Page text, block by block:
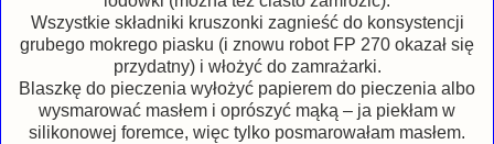
Wszystkie składniki kruszonki zagnieść do konsystencji
grubego mokrego piasku (i znowu robot FP 270 okazał się
przydatny) i włożyć do zamrażarki.
Blaszkę do pieczenia wyłożyć papierem do pieczenia albo
wysmarować masłem i oprószyć mąką – ja piekłam w
silikonowej foremce, więc tylko posmarowałam masłem.